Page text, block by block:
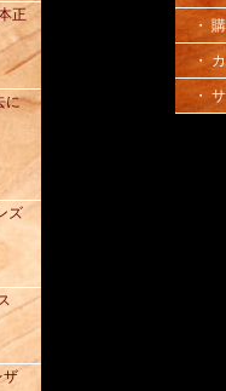
正
に
ズ
ザ
・
・
・